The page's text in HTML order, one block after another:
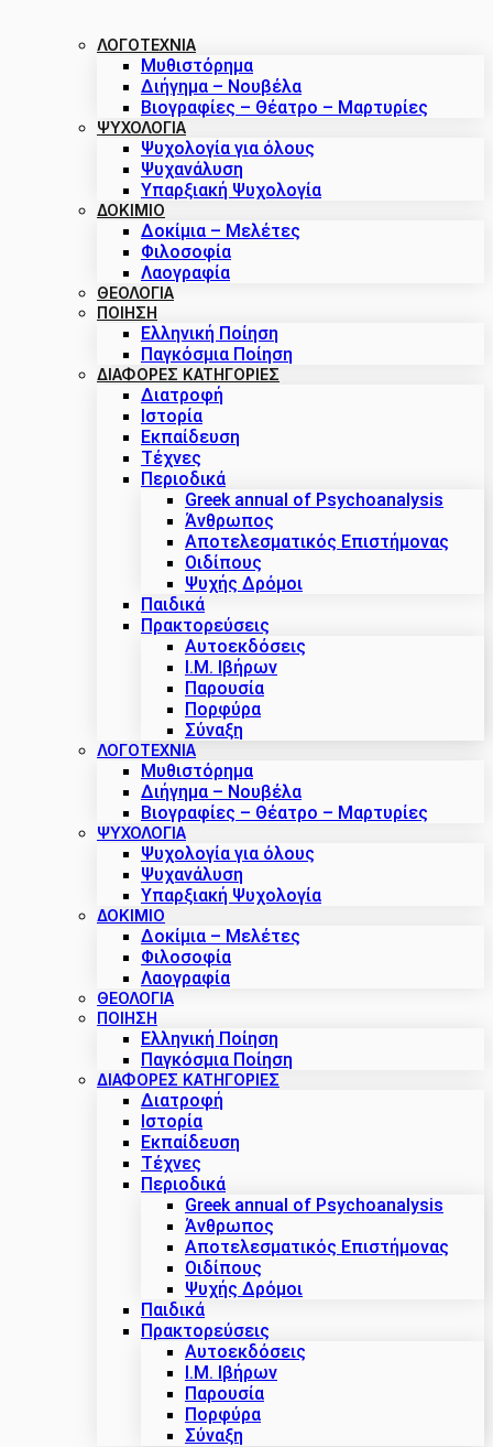
ΛΟΓΟΤΕΧΝΙΑ
Μυθιστόρημα
Διήγημα – Νουβέλα
Βιογραφίες – Θέατρο – Μαρτυρίες
ΨΥΧΟΛΟΓΙΑ
Ψυχολογία για όλους
Ψυχανάλυση
Υπαρξιακή Ψυχολογία
ΔΟΚΊΜΙΟ
Δοκίμια – Μελέτες
Φιλοσοφία
Λαογραφία
ΘΕΟΛΟΓΙΑ
ΠΟΙΗΣΗ
Ελληνική Ποίηση
Παγκόσμια Ποίηση
ΔΙΑΦΟΡΕΣ ΚΑΤΗΓΟΡΙΕΣ
Διατροφή
Ιστορία
Εκπαίδευση
Τέχνες
Περιοδικά
Greek annual of Psychoanalysis
Άνθρωπος
Αποτελεσματικός Επιστήμονας
Οιδίπους
Ψυχής Δρόμοι
Παιδικά
Πρακτoρεύσεις
Αυτοεκδόσεις
Ι.Μ. Ιβήρων
Παρουσία
Πορφύρα
Σύναξη
ΛΟΓΟΤΕΧΝΙΑ
Μυθιστόρημα
Διήγημα – Νουβέλα
Βιογραφίες – Θέατρο – Μαρτυρίες
ΨΥΧΟΛΟΓΙΑ
Ψυχολογία για όλους
Ψυχανάλυση
Υπαρξιακή Ψυχολογία
ΔΟΚΊΜΙΟ
Δοκίμια – Μελέτες
Φιλοσοφία
Λαογραφία
ΘΕΟΛΟΓΙΑ
ΠΟΙΗΣΗ
Ελληνική Ποίηση
Παγκόσμια Ποίηση
ΔΙΑΦΟΡΕΣ ΚΑΤΗΓΟΡΙΕΣ
Διατροφή
Ιστορία
Εκπαίδευση
Τέχνες
Περιοδικά
Greek annual of Psychoanalysis
Άνθρωπος
Αποτελεσματικός Επιστήμονας
Οιδίπους
Ψυχής Δρόμοι
Παιδικά
Πρακτoρεύσεις
Αυτοεκδόσεις
Ι.Μ. Ιβήρων
Παρουσία
Πορφύρα
Σύναξη